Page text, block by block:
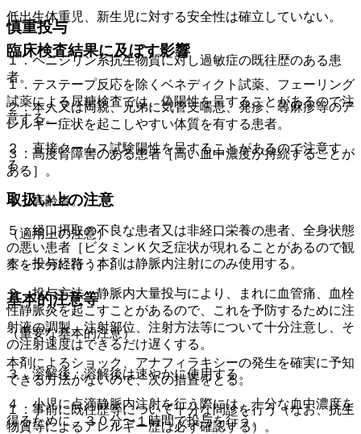
低出生体重児、新生児に対する安全性は確立していない。
臨床検査結果に及ぼす影響
１．テステープ反応を除くベネディクト試薬、フェーリング
試薬による尿糖検査では、偽陽性を呈することがあるので注
意する。
２．直接クームス試験陽性を呈することがあるので注意す
る。
取扱い上の注意
（適用上の注意）
１．投与経路：本剤は静脈内注射にのみ使用する。
２．投与方法：静脈内大量投与により、まれに血管痛、血栓
性静脈炎を起こすことがあるので、これを予防するために注
射液の調製、注射部位、注射方法等について十分注意し、そ
の注射速度はできるだけ遅くする。
３．溶解後：溶解後は速やかに使用する。
４．小児に点滴静脈内注射を行う際には、十分な血中濃度を
得るために、３０分〜１時間で投与を行う。
慎重投与
１．ペニシリン系抗生物質に対し過敏症の既往歴のある患
者。
２．本人又は両親、兄弟に気管支喘息、発疹、蕁麻疹等のア
レルギー症状を起こしやすい体質を有する患者。
３．高度腎障害のある患者［高い血中濃度が持続することが
ある］。
４．高齢者。
５．経口摂取の不良な患者又は非経口栄養の患者、全身状態
の悪い患者［ビタミンＫ欠乏症状が現れることがあるので観
察を十分に行う］。
基本的注意等
（重要な基本的注意）
本剤によるショック、アナフィラキシーの発生を確実に予知
できる方法がないので、次の措置をとる。
１．事前に既往歴等について十分な問診を行う（なお、抗生
物質等によるアレルギー歴は必ず確認する）。